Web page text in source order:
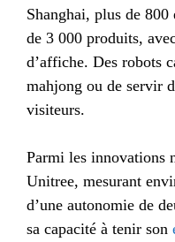
Shanghai, plus de 800
de 3 000 produits,
d’affiche. Des robots
mahjong ou de servir
visiteurs.
Parmi les innovations
Unitree, mesurant
d’une autonomie de
sa capacité à tenir son